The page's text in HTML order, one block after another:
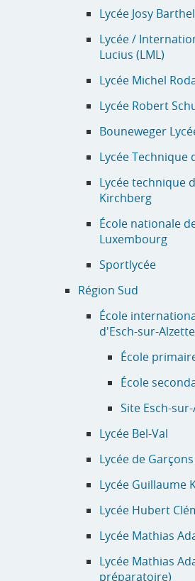
Lycée Josy
Lycée /
Lucius (LML)
Lycée Michel
Lycée Robert
Bouneweger
Lycée Technique
Lycée technique
Kirchberg
École nationale
Luxembourg
Sportlycée
Région Sud
École
d'Esch-sur-Alzette
École
École
Site Esch-
Lycée Bel-Val
Lycée de Garçons
Lycée Guillaume
Lycée Hubert
Lycée Mathias
Lycée Mathias
préparatoire)